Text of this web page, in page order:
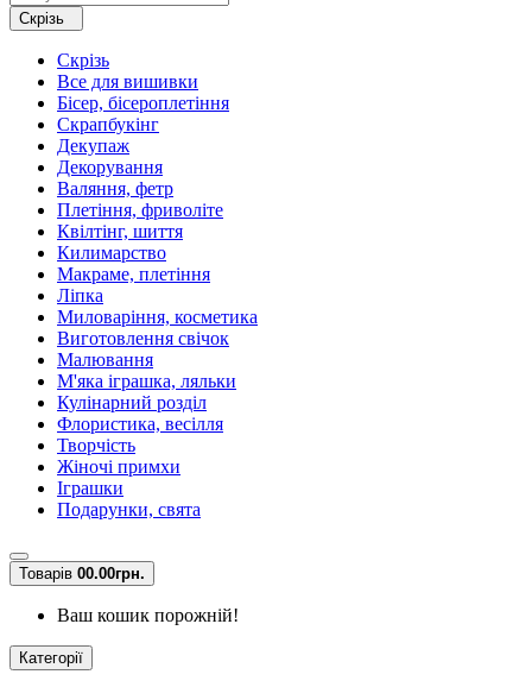
Скрізь
Скрізь
Все для вишивки
Бісер, бісероплетіння
Скрапбукінг
Декупаж
Декорування
Валяння, фетр
Плетіння, фриволіте
Квілтінг, шиття
Килимарство
Макраме, плетіння
Ліпка
Миловаріння, косметика
Виготовлення свічок
Малювання
М'яка іграшка, ляльки
Кулінарний розділ
Флористика, весілля
Творчість
Жіночі примхи
Іграшки
Подарунки, свята
Товарів 00.00грн.
Ваш кошик порожній!
Категорії